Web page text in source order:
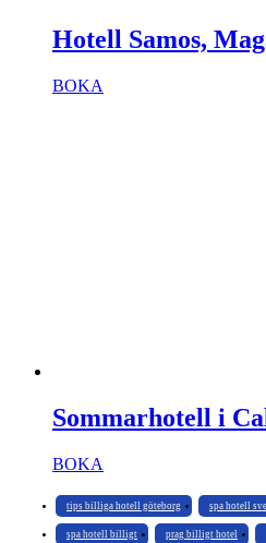
Hotell Samos,
BOKA
Sommarhotell i
BOKA
tips billiga hotell göteborg spa hotell
spa hotell billigt prag billigt hotel